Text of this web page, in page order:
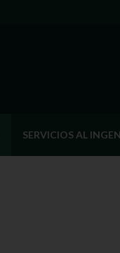
SERVICIOS AL